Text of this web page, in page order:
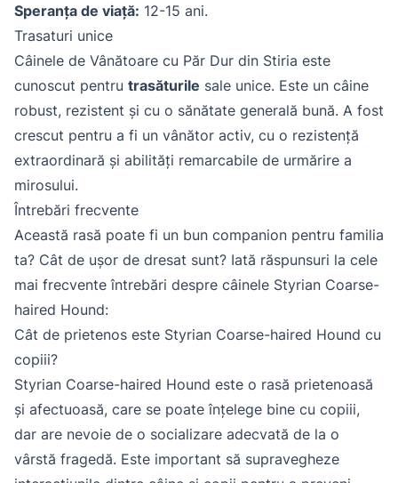
Speranța de viață: 12-15 ani.
Trasaturi unice
Câinele de Vânătoare cu Păr Dur din Stiria este
cunoscut pentru trasăturile sale unice. Este un câine
robust, rezistent și cu o sănătate generală bună. A fost
crescut pentru a fi un vânător activ, cu o rezistență
extraordinară și abilități remarcabile de urmărire a
mirosului.
Întrebări frecvente
Această rasă poate fi un bun companion pentru familia
ta? Cât de ușor de dresat sunt? Iată răspunsuri la cele
mai frecvente întrebări despre câinele Styrian Coarse-
haired Hound:
Cât de prietenos este Styrian Coarse-haired Hound cu
copiii?
Styrian Coarse-haired Hound este o rasă prietenoasă
și afectuoasă, care se poate înțelege bine cu copiii,
dar are nevoie de o socializare adecvată de la o
vârstă fragedă. Este important să supravegheze